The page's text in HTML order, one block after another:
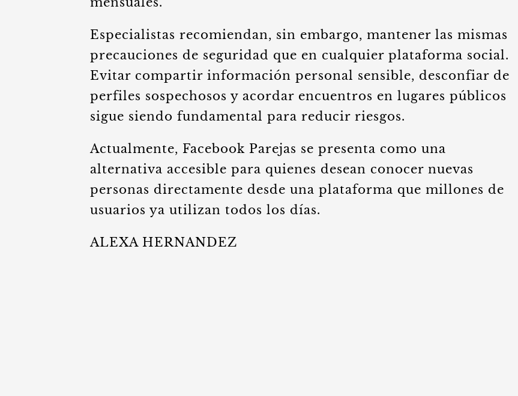
Especialistas recomiendan, sin embargo, mantener las mismas
precauciones de seguridad que en cualquier plataforma social.
Evitar compartir información personal sensible, desconfiar de
perfiles sospechosos y acordar encuentros en lugares públicos
sigue siendo fundamental para reducir riesgos.
Actualmente, Facebook Parejas se presenta como una
alternativa accesible para quienes desean conocer nuevas
personas directamente desde una plataforma que millones de
usuarios ya utilizan todos los días.
ALEXA HERNANDEZ